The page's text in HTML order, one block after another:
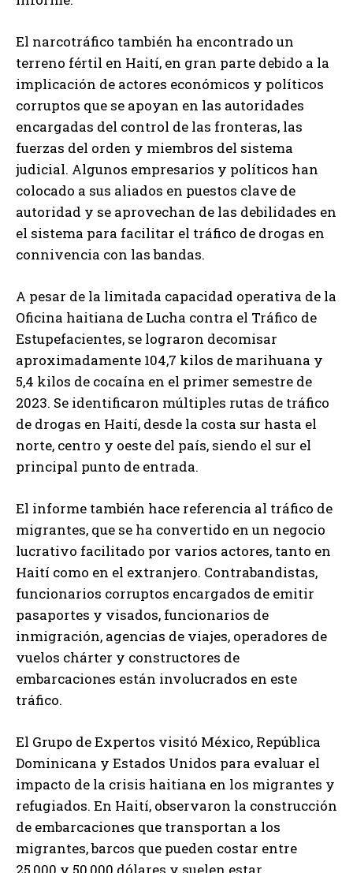
El narcotráfico también ha encontrado un
terreno fértil en Haití, en gran parte debido a la
implicación de actores económicos y políticos
corruptos que se apoyan en las autoridades
encargadas del control de las fronteras, las
fuerzas del orden y miembros del sistema
judicial. Algunos empresarios y políticos han
colocado a sus aliados en puestos clave de
autoridad y se aprovechan de las debilidades en
el sistema para facilitar el tráfico de drogas en
connivencia con las bandas.
A pesar de la limitada capacidad operativa de la
Oficina haitiana de Lucha contra el Tráfico de
Estupefacientes, se lograron decomisar
aproximadamente 104,7 kilos de marihuana y
5,4 kilos de cocaína en el primer semestre de
2023. Se identificaron múltiples rutas de tráfico
de drogas en Haití, desde la costa sur hasta el
norte, centro y oeste del país, siendo el sur el
principal punto de entrada.
El informe también hace referencia al tráfico de
migrantes, que se ha convertido en un negocio
lucrativo facilitado por varios actores, tanto en
Haití como en el extranjero. Contrabandistas,
funcionarios corruptos encargados de emitir
pasaportes y visados, funcionarios de
inmigración, agencias de viajes, operadores de
vuelos chárter y constructores de
embarcaciones están involucrados en este
tráfico.
El Grupo de Expertos visitó México, República
Dominicana y Estados Unidos para evaluar el
impacto de la crisis haitiana en los migrantes y
refugiados. En Haití, observaron la construcción
de embarcaciones que transportan a los
migrantes, barcos que pueden costar entre